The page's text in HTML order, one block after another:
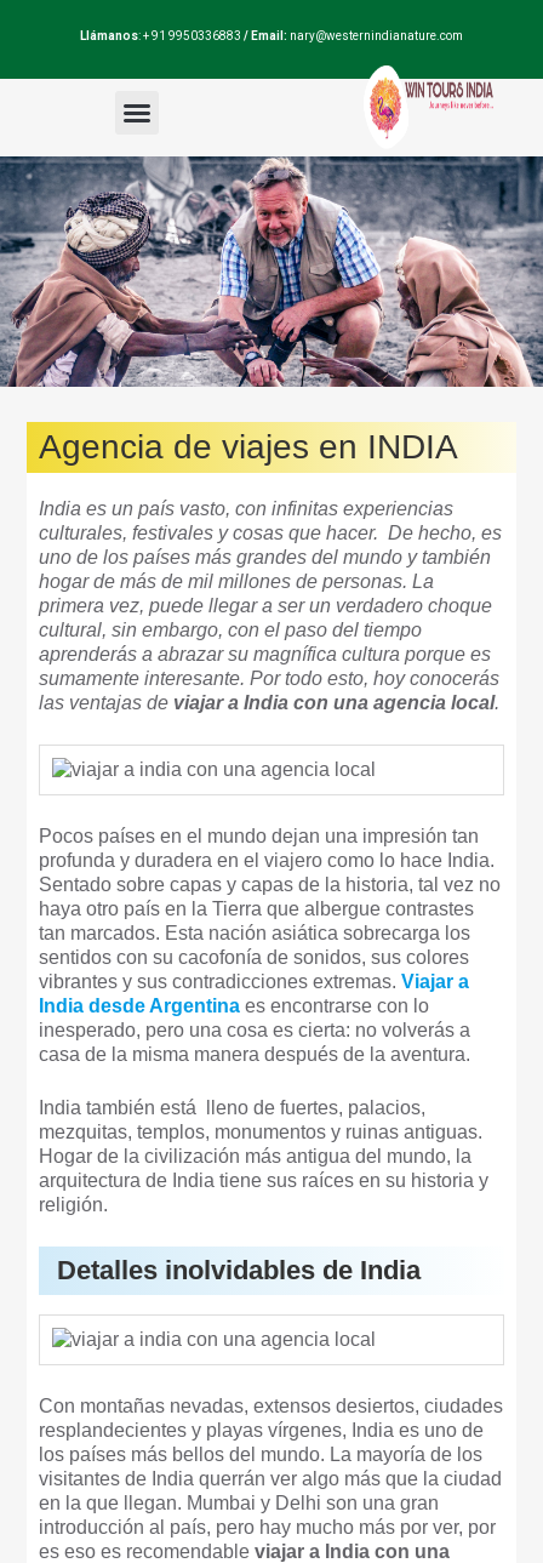
Llámanos: + 91 9950336883 / Email: nary@westernindianature.com
Agencia de viajes en INDIA
India es un país vasto, con infinitas experiencias
culturales, festivales y cosas que hacer. De hecho, es
uno de los países más grandes del mundo y también
hogar de más de mil millones de personas. La
primera vez, puede llegar a ser un verdadero choque
cultural, sin embargo, con el paso del tiempo
aprenderás a abrazar su magnífica cultura porque es
sumamente interesante. Por todo esto, hoy conocerás
las ventajas de viajar a India con una agencia local.
Pocos países en el mundo dejan una impresión tan
profunda y duradera en el viajero como lo hace India.
Sentado sobre capas y capas de la historia, tal vez no
haya otro país en la Tierra que albergue contrastes
tan marcados. Esta nación asiática sobrecarga los
sentidos con su cacofonía de sonidos, sus colores
vibrantes y sus contradicciones extremas.Viajar a
India desde Argentina es encontrarse con lo
inesperado, pero una cosa es cierta: no volverás a
casa de la misma manera después de la aventura.
India también está lleno de fuertes, palacios,
mezquitas, templos, monumentos y ruinas antiguas.
Hogar de la civilización más antigua del mundo, la
arquitectura de India tiene sus raíces en su historia y
religión.
Detalles inolvidables de India
Con montañas nevadas, extensos desiertos, ciudades
resplandecientes y playas vírgenes, India es uno de
los países más bellos del mundo. La mayoría de los
visitantes de India querrán ver algo más que la ciudad
en la que llegan. Mumbai y Delhi son una gran
introducción al país, pero hay mucho más por ver, por
es eso es recomendableviajar a India con una